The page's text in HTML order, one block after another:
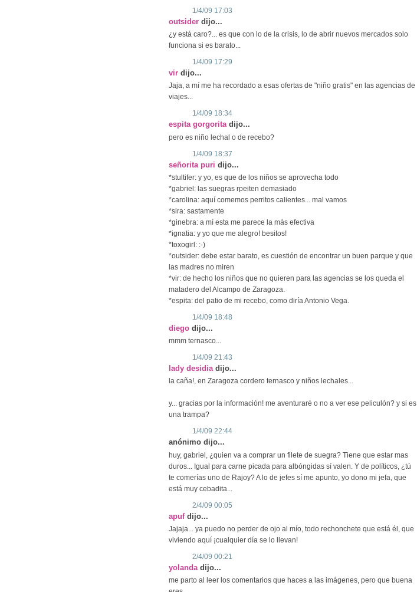
1/4/09 17:03
outsider dijo...
¿y está caro?... es que con lo de la crisis, lo de abrir nuevos mercados solo
funciona si es barato...
1/4/09 17:29
vir dijo...
Jaja, a mí me ha recordado a esas ofertas de "niño gratis" en las agencias de
viajes...
1/4/09 18:34
espita gorgorita dijo...
pero es niño lechal o de recebo?
1/4/09 18:37
señorita puri dijo...
*stultifer: y yo, es que de los niños se aprovecha todo
*gabriel: las suegras rpeiten demasiado
*carolina: aquí comemos perritos calientes... mal vamos
*sira: sastamente
*ginebra: a mí esta me parece la más efectiva
*ignatia: y yo que me alegro! besitos!
*toxogirl: :-)
*outsider: debe estar barato, es cuestión de encontrar un buen parque y que
las madres no miren
*vir: de hecho los niños que no quieren para las agencias se los queda el
matadero del Alcampo de Zaragoza.
*espita: del patio de mi recebo, como diría Antonio Vega.
1/4/09 18:48
diego dijo...
mmm ternasco...
1/4/09 21:43
lady desidia dijo...
la caña!, en Zaragoza cordero ternasco y niños lechales...
y... gracias por la información! me aventuraré o no a ver ese peliculón? y si es
una trampa?
1/4/09 22:44
anónimo dijo...
huy, gabriel, ¿quien va a comprar un filete de suegra? Tiene que estar mas
duros... Igual para carne picada para albóngidas sí valen. Y de políticos, ¿tú
te comerías uno de Rajoy? A lo de jefes sí me apunto, yo dono mi jefa, que
está muy cebadita...
2/4/09 00:05
apuf dijo...
Jajaja... ya puedo no perder de ojo al mío, todo rechonchete que está él, que
viviendo aquí ¡cualquier día se lo llevan!
2/4/09 00:21
yolanda dijo...
me parto al leer los comentarios que haces a las imágenes, pero que buena